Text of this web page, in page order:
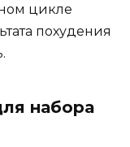
цикле
похудения
набора